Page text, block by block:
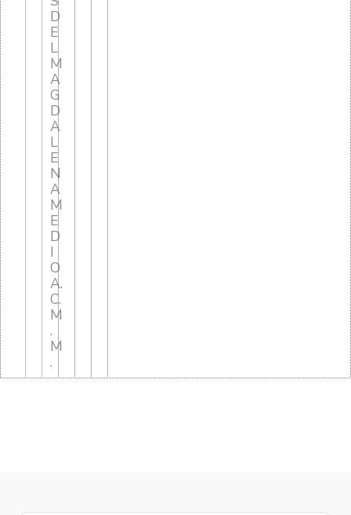
D
E
L
M
A
G
D
A
L
E
N
A
M
E
D
I
O
A.
C.
M
.
M
.